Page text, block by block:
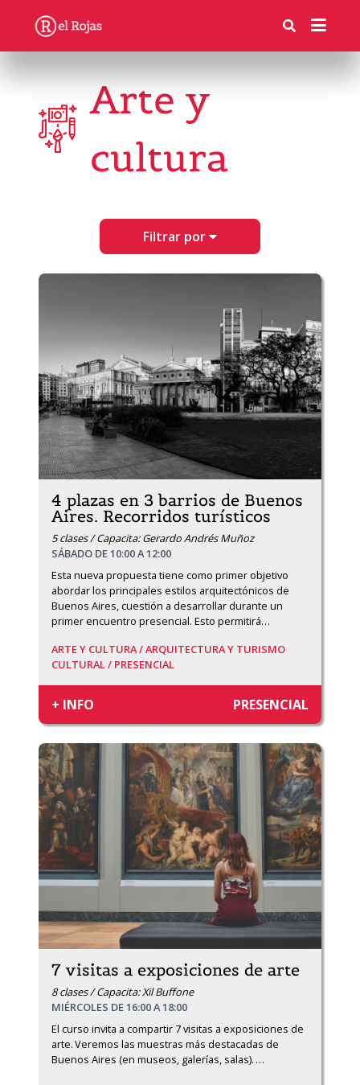
Arte y
cultura
Filtrar por
4 plazas en 3 barrios de Buenos
Aires. Recorridos turísticos
5 clases / Capacita: Gerardo Andrés Muñoz
SÁBADO DE 10:00 A 12:00
Esta nueva propuesta tiene como primer objetivo
abordar los principales estilos arquitectónicos de
Buenos Aires, cuestión a desarrollar durante un
primer encuentro presencial. Esto permitirá…
ARTE Y CULTURA /ARQUITECTURA Y TURISMO
CULTURAL / PRESENCIAL
+ INFO PRESENCIAL
7 visitas a exposiciones de arte
8 clases / Capacita: Xil Buffone
MIÉRCOLES DE 16:00 A 18:00
El curso invita a compartir 7 visitas a exposiciones de
arte. Veremos las muestras más destacadas de
Buenos Aires (en museos, galerías, salas). …